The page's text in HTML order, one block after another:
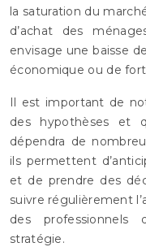
la saturation du
d’achat des
envisage une baisse
économique ou de
Il est important de
des hypothèses et
dépendra de
ils permettent
et de prendre des
suivre régulièrement
des professionnels
stratégie.